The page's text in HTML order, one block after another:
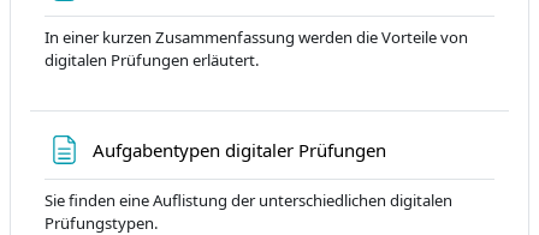
In einer kurzen Zusammenfassung werden die Vorteile von
digitalen Prüfungen erläutert.
Aufgabentypen digitaler Prüfungen
Sie finden eine Auflistung der unterschiedlichen digitalen
Prüfungstypen.